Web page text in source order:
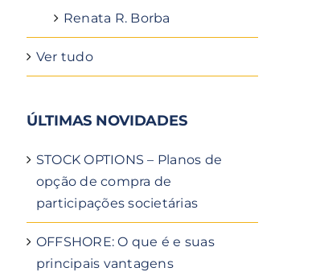
Renata R. Borba
Ver tudo
ÚLTIMAS NOVIDADES
STOCK OPTIONS – Planos de
opção de compra de
participações societárias
OFFSHORE: O que é e suas
principais vantagens